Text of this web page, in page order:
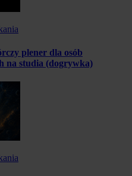
plener dla osób
na studia (dogrywka)